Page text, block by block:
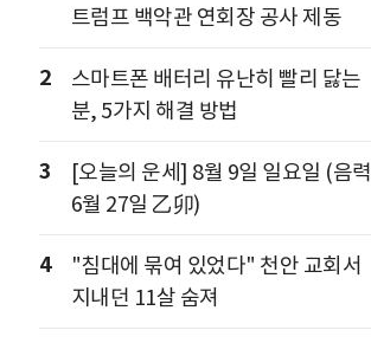
트럼프 백악관 연회장 공사 제동
2
스마트폰 배터리 유난히 빨리 닳는
분, 5가지 해결 방법
3
[오늘의 운세] 8월 9일 일요일 (음력
6월 27일 乙卯)
4
"침대에 묶여 있었다" 천안 교회서
지내던 11살 숨져